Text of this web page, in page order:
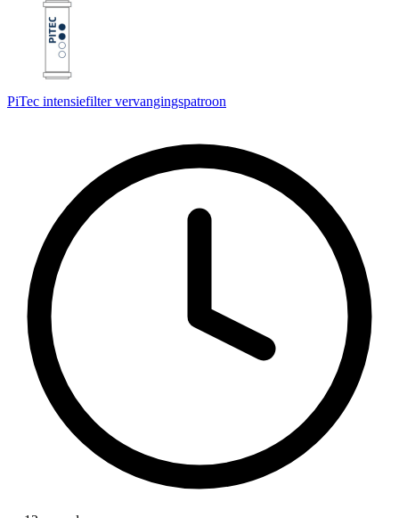
PiTec intensiefilter vervangingspatroon